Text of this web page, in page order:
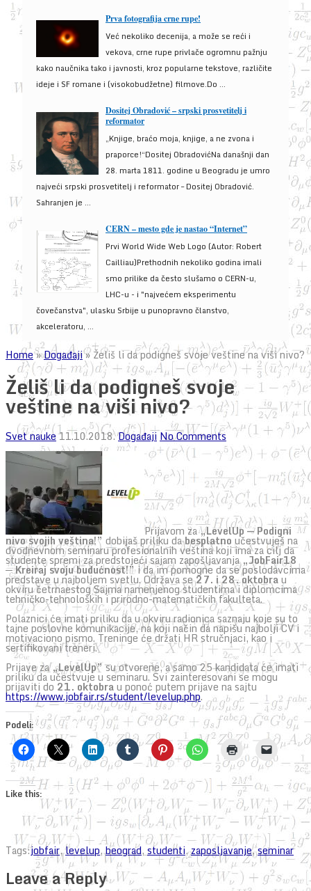
Prva fotografija crne rupe!
Već nekoliko decenija, a može se reći i
vekova, crne rupe privlače ogromnu pažnju
kako naučnika tako i javnosti, kroz popularne tekstove, različite
ideje i SF romane i (visokobudžetne) filmove.Do ...
Dositej Obradović – srpski prosvetitelj i
reformator
„Knjige, braćo moja, knjige, a ne zvona i
praporce!“Dositej ObradovićNa današnji dan
28. marta 1811. godine u Beogradu je umro
najveći srpski prosvetitelj i reformator – Dositej Obradović.
Sahranjen je ...
CERN – mesto gde je nastao “Internet”
Prvi World Wide Web Logo (Autor: Robert
Cailliau)Prethodnih nekoliko godina imali
smo prilike da često slušamo o CERN-u,
LHC-u - i "najvećem eksperimentu
čovečanstva", ulasku Srbije u punopravno članstvo,
akceleratoru, ...
Home»Događaji»Želiš li da podigneš svoje veštine na viši nivo?
Želiš li da podigneš svoje
veštine na viši nivo?
Svet nauke 11.10.2018.Događaji No Comments
Prijavom za„LevelUp — Podigni
nivo svojih veština!” dobijaš priliku dabesplatno učestvuješ na
dvodnevnom seminaru profesionalnih veština koji ima za cilj da
studente spremi za predstojeći sajam zapošljavanja„JobFair18
─ Kreiraj svoju budućnost!”i da im pomogne da se poslodavcima
predstave u najboljem svetlu. Održava se27. i 28. oktobrau
okviru četrnaestog Sajma namenjenog studentima i diplomcima
tehničko-tehnoloških i prirodno-matematičkih fakulteta.
Polaznici će imati priliku da u okviru radionica saznaju koje su to
tajne poslovne komunikacije, na koji način da napišu najbolji CV i
motivaciono pismo. Treninge će držati HR stručnjaci, kao i
sertifikovani treneri.
Prijave za„LevelUp”su otvorene, a samo 25 kandidata će imati
priliku da učestvuje u seminaru. Svi zainteresovani se mogu
prijaviti do 21. oktobrau ponoć putem prijave na sajtu
https://www.jobfair.rs/student/levelup.php.
Podeli:
Like this:
Tags:jobfair,levelup,beograd, studenti,zaposljavanje,seminar
Leave a Reply